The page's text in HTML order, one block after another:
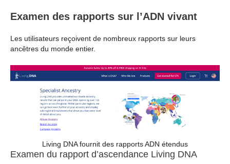
Examen des rapports sur l’ADN vivant
Les utilisateurs reçoivent de nombreux rapports sur leurs
ancêtres du monde entier.
Living DNA fournit des rapports ADN étendus
Examen du rapport d’ascendance Living DNA